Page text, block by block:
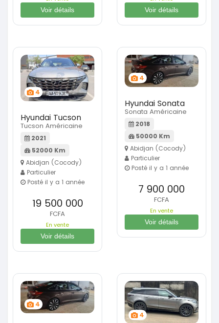
Voir détails
Voir détails
4
Hyundai Tucson
Tucson Américaine
2021
52000 Km
Abidjan (Cocody)
Particulier
Posté il y a 1 année
19 500 000
FCFA
En vente
Voir détails
4
Hyundai Sonata
Sonata Américaine
2018
50000 Km
Abidjan (Cocody)
Particulier
Posté il y a 1 année
7 900 000
FCFA
En vente
Voir détails
4
4